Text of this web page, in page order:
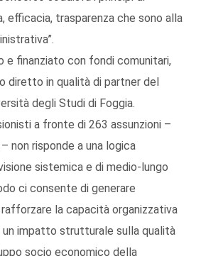
efficacia, trasparenza che sono alla
e finanziato con fondi comunitari,
diretto in qualità di partner del
degli Studi di Foggia.
a fronte di 263 assunzioni –
non risponde a una logica
sistemica e di medio-lungo
ci consente di generare
la capacità organizzativa
impatto strutturale sulla qualità
socio economico della